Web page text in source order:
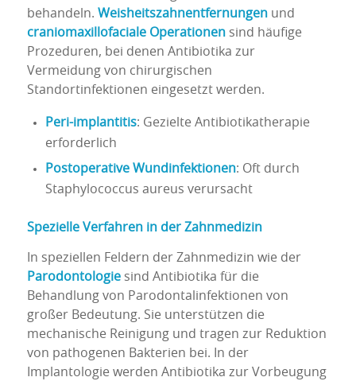
behandeln. Weisheitszahnentfernungenund
craniomaxillofaciale Operationensind häufige
Prozeduren, bei denen Antibiotika zur
Vermeidung von chirurgischen
Standortinfektionen eingesetzt werden.
Peri-implantitis: Gezielte Antibiotikatherapie
erforderlich
Postoperative Wundinfektionen: Oft durch
Staphylococcus aureus verursacht
Spezielle Verfahren in der Zahnmedizin
In speziellen Feldern der Zahnmedizin wie der
Parodontologiesind Antibiotika für die
Behandlung von Parodontalinfektionen von
großer Bedeutung. Sie unterstützen die
mechanische Reinigung und tragen zur Reduktion
von pathogenen Bakterien bei. In der
Implantologie werden Antibiotika zur Vorbeugung